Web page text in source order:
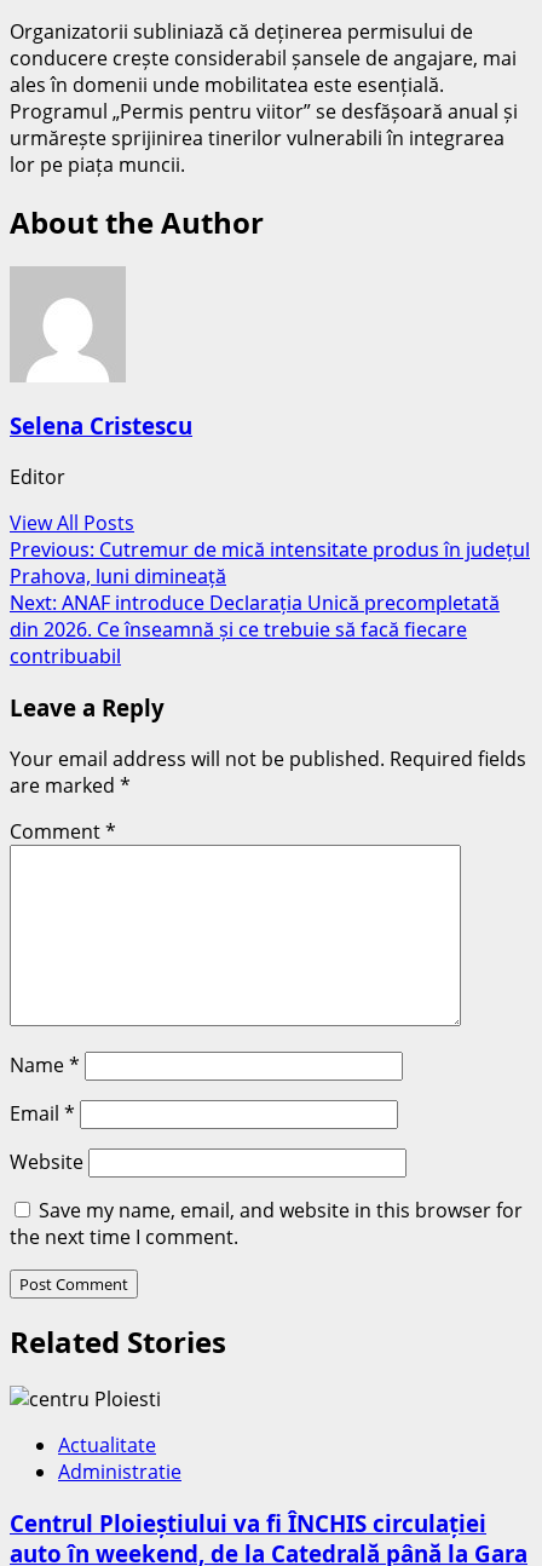
Organizatorii subliniază că deținerea permisului de
conducere crește considerabil șansele de angajare, mai
ales în domenii unde mobilitatea este esențială.
Programul „Permis pentru viitor” se desfășoară anual și
urmărește sprijinirea tinerilor vulnerabili în integrarea
lor pe piața muncii.
About the Author
Selena Cristescu
Editor
View All Posts
Post
navigation
Previous: Cutremur de mică intensitate produs în județul
Prahova, luni dimineață
Next: ANAF introduce Declarația Unică precompletată
din 2026. Ce înseamnă și ce trebuie să facă fiecare
contribuabil
Leave a Reply
Your email address will not be published. Required fields
are marked *
Comment*
Name*
Email *
Website
Save my name, email, and website in this browser for
the next time I comment.
Related Stories
Actualitate
Administratie
Centrul Ploieștiului va fi ÎNCHIS circulației
auto în weekend, de la Catedrală până la Gara